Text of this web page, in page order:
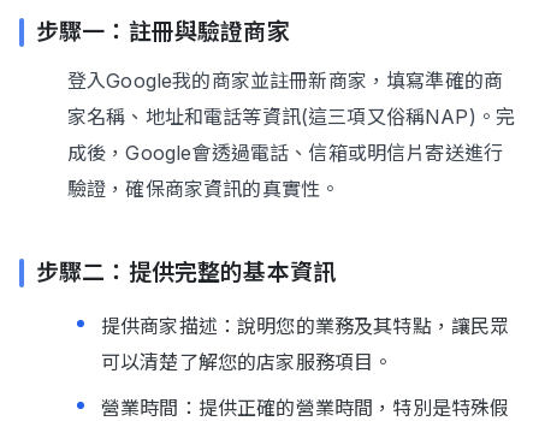
步驟一：註冊與驗證商家
登入Google我的商家並註冊新商家，填寫準確的商
家名稱、地址和電話等資訊(這三項又俗稱NAP)。完
成後，Google會透過電話、信箱或明信片寄送進行
驗證，確保商家資訊的真實性。
步驟二：提供完整的基本資訊
提供商家描述：說明您的業務及其特點，讓民眾
可以清楚了解您的店家服務項目。
營業時間：提供正確的營業時間，特別是特殊假